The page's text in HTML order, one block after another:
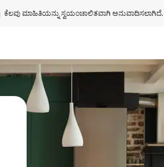
ಕೆಲವು ಮಾಹಿತಿಯನ್ನು ಸ್ವಯಂಚಾಲಿತವಾಗಿ ಅನುವಾದಿಸಲಾಗಿದೆ.